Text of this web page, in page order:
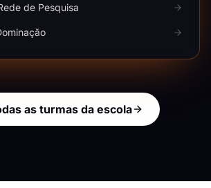
de Pesquisa
as turmas da escola